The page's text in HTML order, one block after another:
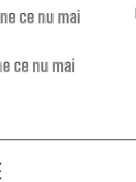
ce nu mai